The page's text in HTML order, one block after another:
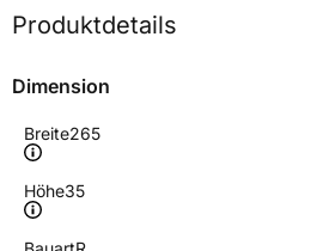
Produktdetails
Dimension
Breite265
Höhe35